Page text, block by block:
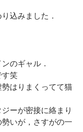
込みました．
のギャル．
す笑
はりまくってて猫
ーが密接に絡まり
いが，さすがの一